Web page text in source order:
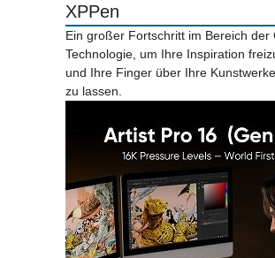
XPPen
Ein großer Fortschritt im Bereich der
Technologie, um Ihre Inspiration
und Ihre Finger über Ihre
zu lassen.